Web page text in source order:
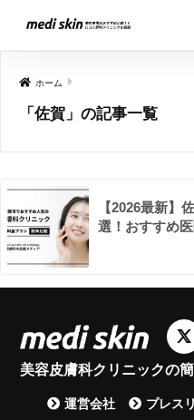
ホーム
「佐賀」の記事一覧
【2026最新】
選！おすすめ
美容皮膚科クリニックの
運営会社 プレス